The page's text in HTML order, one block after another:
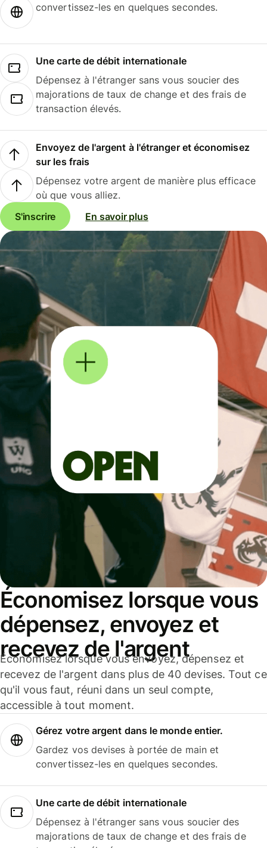
convertissez-les en quelques secondes.
Une carte de débit internationale
Dépensez à l'étranger sans vous soucier des
majorations de taux de change et des frais de
transaction élevés.
Envoyez de l'argent à l'étranger et économisez
sur les frais
Dépensez votre argent de manière plus efficace
où que vous alliez.
S'inscrire
En savoir plus
Économisez lorsque vous
dépensez, envoyez et
recevez de l'argent
Économisez lorsque vous envoyez, dépensez et
recevez de l'argent dans plus de 40 devises. Tout ce
qu'il vous faut, réuni dans un seul compte,
accessible à tout moment.
Gérez votre argent dans le monde entier.
Gardez vos devises à portée de main et
convertissez-les en quelques secondes.
Une carte de débit internationale
Dépensez à l'étranger sans vous soucier des
majorations de taux de change et des frais de